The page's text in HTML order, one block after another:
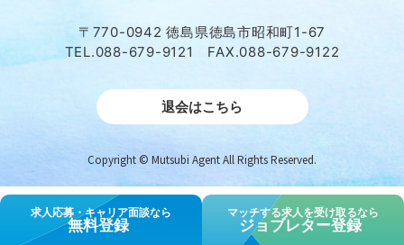
求⼈応募・キャリア⾯談なら
無料登録
マッチする求人を受け取るなら
ジョブレター登録
〒770-0942 徳島県徳島市昭和町1-67
TEL.088-679-9121 FAX.088-679-9122
退会はこちら
Copyright © Mutsubi Agent All Rights Reserved.